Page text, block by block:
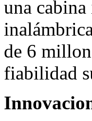
una
de 6
fiabilidad